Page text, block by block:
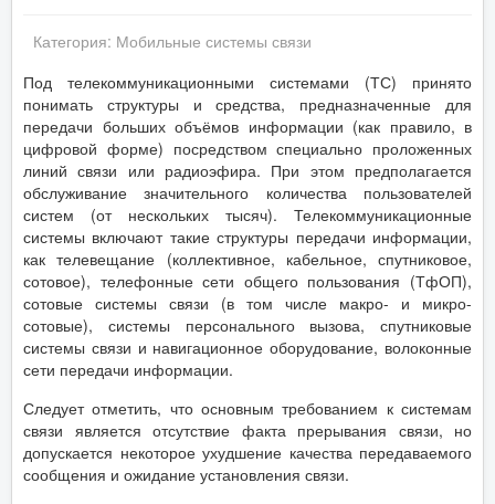
Категория: Мобильные системы связи
Под телекоммуникационными системами (ТС) принято
понимать структуры и средства, предназначенные для
передачи больших объёмов информации (как правило, в
цифровой форме) посредством специально проложенных
линий связи или радиоэфира. При этом предполагается
обслуживание значительного количества пользователей
систем (от нескольких тысяч). Телекоммуникационные
системы включают такие структуры передачи информации,
как телевещание (коллективное, кабельное, спутниковое,
сотовое), телефонные сети общего пользования (ТфОП),
сотовые системы связи (в том числе макро- и микро-
сотовые), системы персонального вызова, спутниковые
системы связи и навигационное оборудование, волоконные
сети передачи информации.
Следует отметить, что основным требованием к системам
связи является отсутствие факта прерывания связи, но
допускается некоторое ухудшение качества передаваемого
сообщения и ожидание установления связи.